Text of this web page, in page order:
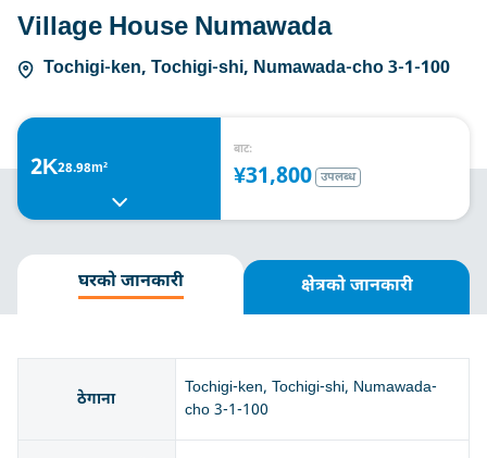
Village House Numawada
Tochigi-ken, Tochigi-shi, Numawada-cho 3-1-100
2K28.98m²
बाट:
¥31,800 उपलब्ध
घरको जानकारी क्षेत्रको जानकारी
ठेगाना
Tochigi-ken, Tochigi-shi, Numawada-
cho 3-1-100